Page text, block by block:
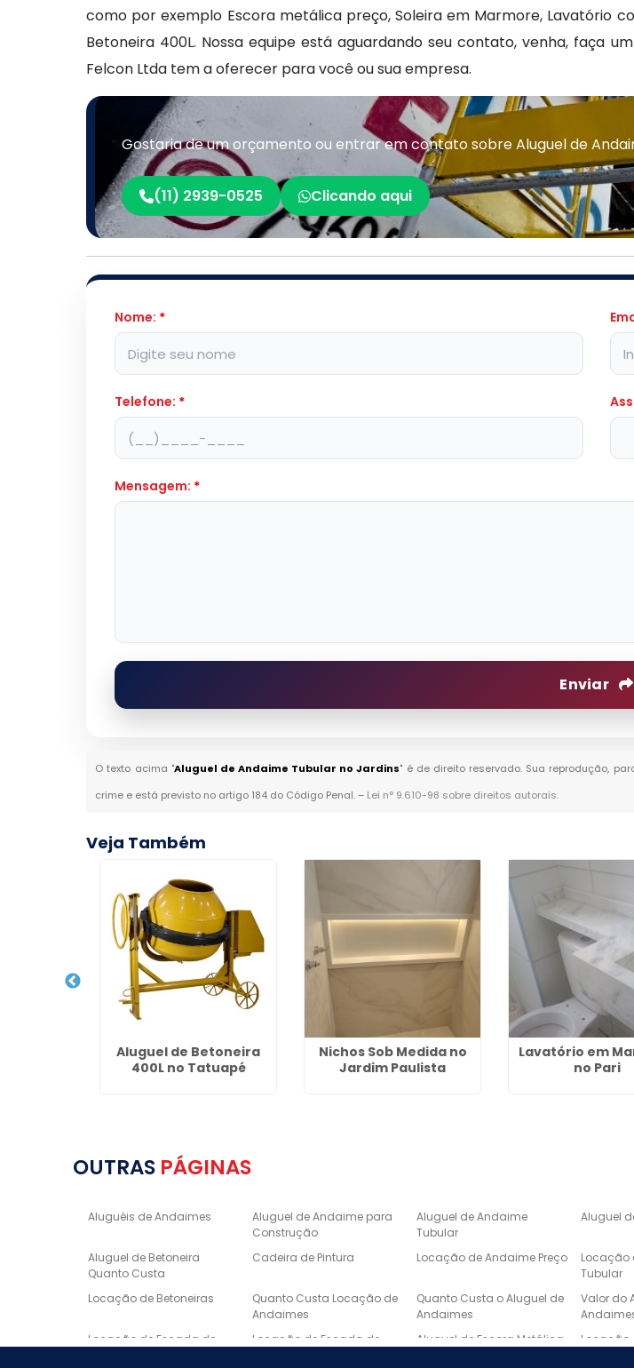
como por exemplo Escora metálica preço, Soleira em Marmore, Lavatório
Betoneira 400L. Nossa equipe está aguardando seu contato, venha, faça
Felcon Ltda tem a oferecer para você ou sua empresa.
Gostaria de um orçamento ou entrar em contato sobre Aluguel de
(11) 2939-0525 Clicando aqui
Nome: *
Telefone: *
Mensagem: *
Enviar
O texto acima "Aluguel de Andaime Tubular no Jardins" é de direito reservado. Sua reprodução,
crime e está previsto no artigo 184 do Código Penal. – Lei n° 9.610-98 sobre direitos autorais.
Veja Também
Aluguel de Betoneira
400L no Tatuapé
Nichos Sob Medida no
Jardim Paulista
Lavatório em
no Pari
OUTRAS PÁGINAS
Aluguéis de Andaimes
Aluguel de Andaime para
Construção
Aluguel de Andaime
Tubular
Aluguel
Aluguel de Betoneira
Quanto Custa
Cadeira de Pintura Locação de Andaime Preço
Locação
Tubular
Locação de Betoneiras
Quanto Custa Locação de
Andaimes
Quanto Custa o Aluguel de
Andaimes
Valor do
Locação de Escada de
Locação de Escada de
Aluguel de Escora Metálica
Locação